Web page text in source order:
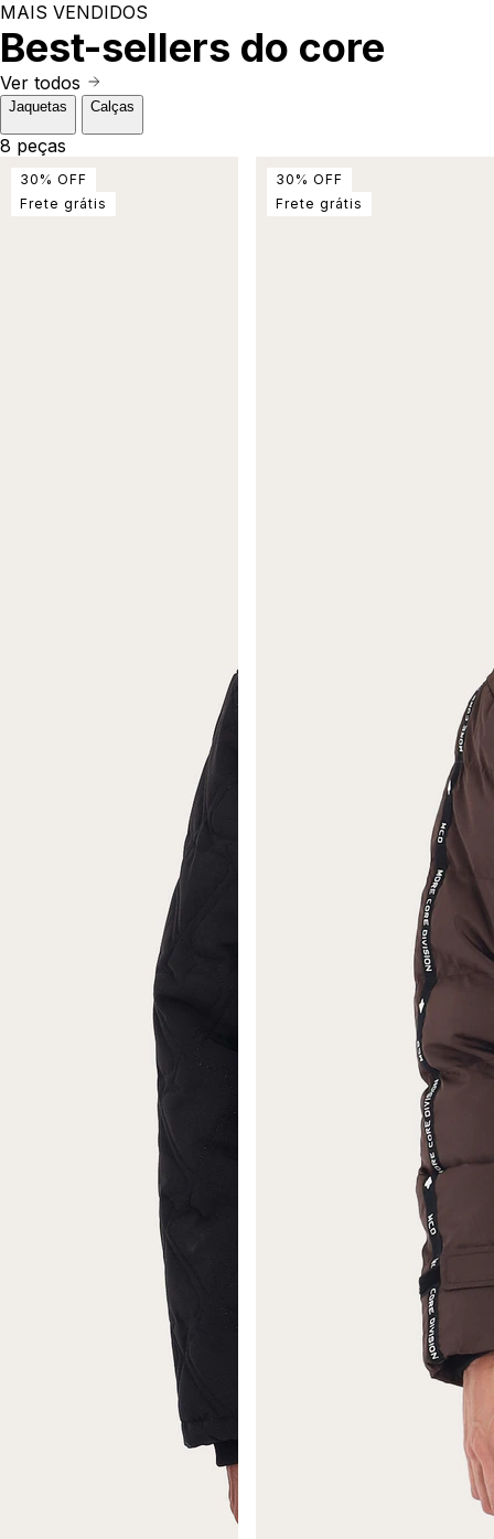
MAIS VENDIDOS
Best-sellers do core
Ver todos
Jaquetas Calças
8 peças
30 % OFF
Frete grátis
30 % OFF
Frete grátis